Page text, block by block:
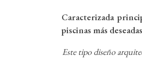
Caracterizada
piscinas más
Este tipo diseño